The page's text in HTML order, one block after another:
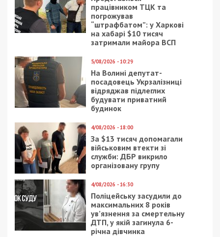
працівником ТЦК та
погрожував
“штрафбатом”: у Харкові
на хабарі $10 тисяч
затримали майора ВСП
5/08/2026 - 10:29
На Волині депутат-
посадовець Укрзалізниці
відряджав підлеглих
будувати приватний
будинок
4/08/2026 - 18:00
За $13 тисяч допомагали
військовим втекти зі
служби: ДБР викрило
організовану групу
4/08/2026 - 16:30
Поліцейську засудили до
максимальних 8 років
ув’язнення за смертельну
ДТП, у якій загинула 6-
річна дівчинка